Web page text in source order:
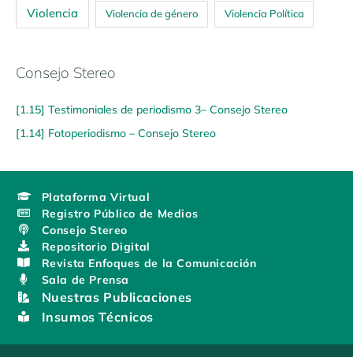
Violencia Violencia de género Violencia Política
Consejo Stereo
[1.15] Testimoniales de periodismo 3– Consejo Stereo
[1.14] Fotoperiodismo – Consejo Stereo
Plataforma Virtual
Registro Público de Medios
Consejo Stereo
Repositorio Digital
Revista Enfoques de la Comunicación
Sala de Prensa
Nuestras Publicaciones
Insumos Técnicos